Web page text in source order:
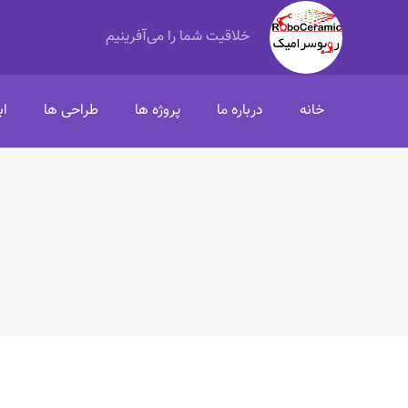
خلاقیت شما را می‌آفرینیم
خانه درباره ما پروژه ها طراحی ها